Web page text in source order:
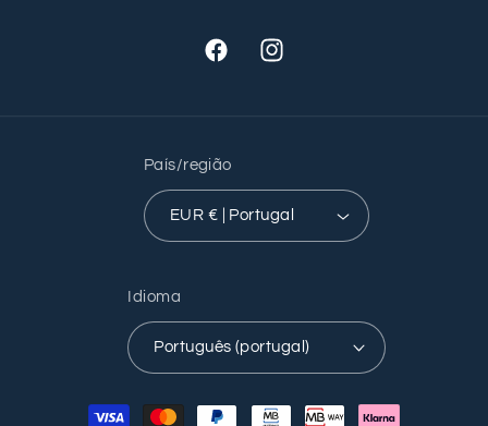
FacebookInstagram
País/região
EUR € | Portugal
Idioma
Português (portugal)
Métodos